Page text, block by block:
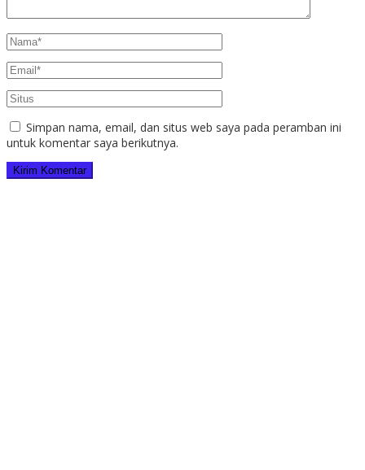
Simpan nama, email, dan situs web saya pada peramban ini
untuk komentar saya berikutnya.